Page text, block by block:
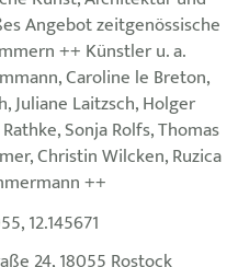
Angebot zeitgenössische
++ Künstler u. a.
Caroline le Breton,
Juliane Laitzsch, Holger
Sonja Rolfs, Thomas
Christin Wilcken, Ruzica
++
12.145671